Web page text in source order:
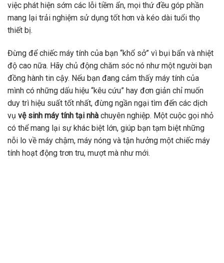
việc phát hiện sớm các lỗi tiềm ẩn, mọi thứ đều góp phần
mang lại trải nghiệm sử dụng tốt hơn và kéo dài tuổi thọ
thiết bị.
Đừng để chiếc máy tính của bạn “khổ sở” vì bụi bẩn và nhiệt
độ cao nữa. Hãy chủ động chăm sóc nó như một người bạn
đồng hành tin cậy. Nếu bạn đang cảm thấy máy tính của
mình có những dấu hiệu “kêu cứu” hay đơn giản chỉ muốn
duy trì hiệu suất tốt nhất, đừng ngần ngại tìm đến các dịch
vụ vệ sinh máy tính tại nhà chuyên nghiệp. Một cuộc gọi nhỏ
có thể mang lại sự khác biệt lớn, giúp bạn tạm biệt những
nỗi lo về máy chậm, máy nóng và tận hưởng một chiếc máy
tính hoạt động trơn tru, mượt mà như mới.